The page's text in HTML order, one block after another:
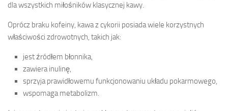
dla wszystkich miłośników klasycznej kawy.
Oprócz braku kofeiny, kawa z cykorii posiada wiele korzystnych
właściwości zdrowotnych, takich jak:
jest źródłem błonnika,
zawiera inulinę,
sprzyja prawidłowemu funkcjonowaniu układu pokarmowego,
wspomaga metabolizm.